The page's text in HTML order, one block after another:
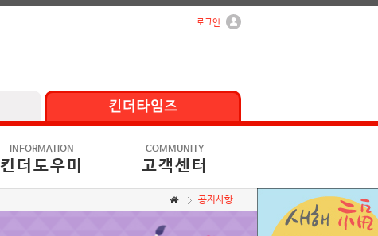
로그인
INFORMATION
킨더도우미
COMMUNITY
고객센터
공지사항